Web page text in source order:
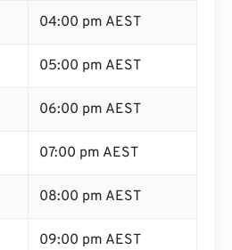
04:00 pm AEST
05:00 pm AEST
06:00 pm AEST
07:00 pm AEST
08:00 pm AEST
09:00 pm AEST